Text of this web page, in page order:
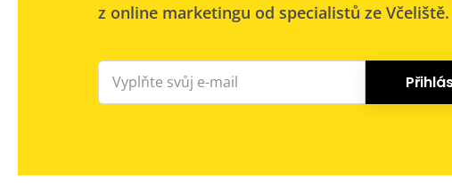
z online marketingu od specialistů ze Včeliště.